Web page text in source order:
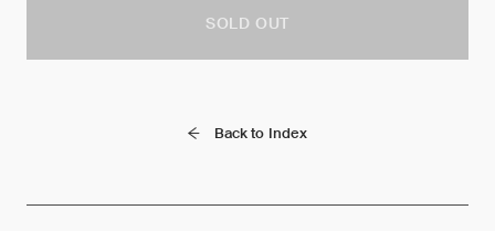
SOLD OUT
Back to Index